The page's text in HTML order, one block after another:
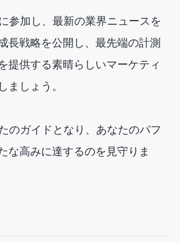
参加し、最新の業界ニュースを
長戦略を公開し、最先端の計測
提供する素晴らしいマーケティ
ましょう。
のガイドとなり、あなたのパフ
な高みに達するのを見守りま